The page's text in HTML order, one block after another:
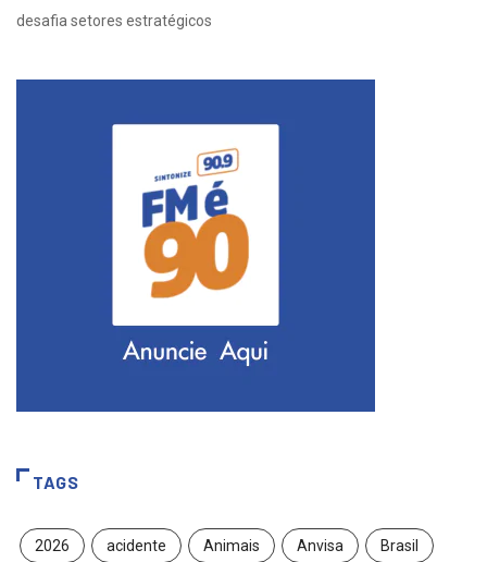
desafia setores estratégicos
TAGS
2026 acidente Animais Anvisa Brasil